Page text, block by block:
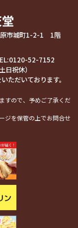
市城町1-2-1 1階
0120-52-7152
祝休）
ただいております。
すので、予めご了承くだ
ジを保管の上でお問合せ